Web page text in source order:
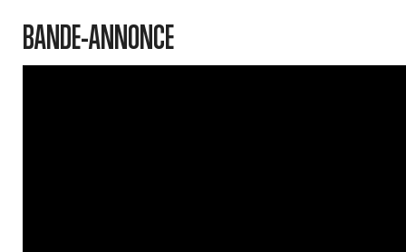
BANDE-ANNONCE